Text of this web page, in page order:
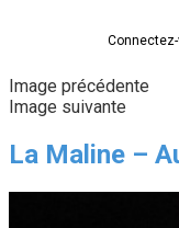
Image précédente
Image suivante
La Maline –